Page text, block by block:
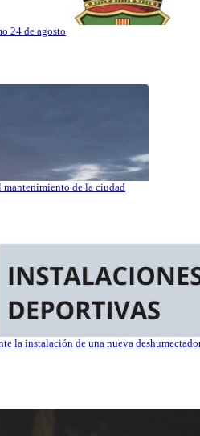
24 de agosto
mantenimiento de la ciudad
la instalación de una nueva